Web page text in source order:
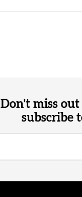
Don't miss out
subscribe